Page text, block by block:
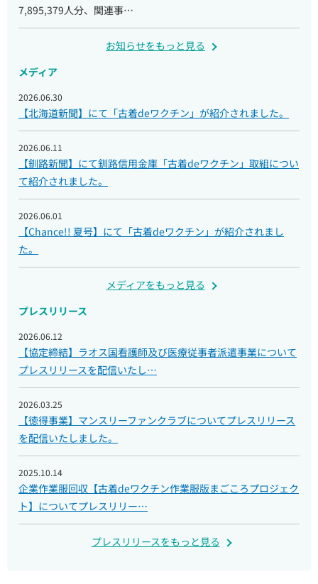
7,895,379人分、関連事…
お知らせをもっと見る
メディア
2026.06.30
【北海道新聞】にて「古着deワクチン」が紹介されました。
2026.06.11
【釧路新聞】にて釧路信用金庫「古着deワクチン」取組につい
て紹介されました。
2026.06.01
【Chance!! 夏号】にて「古着deワクチン」が紹介されまし
た。
メディアをもっと見る
プレスリリース
2026.06.12
【協定締結】ラオス国看護師及び医療従事者派遣事業について
プレスリリースを配信いたし…
2026.03.25
【徳得事業】マンスリーファンクラブについてプレスリリース
を配信いたしました。
2025.10.14
企業作業服回収【古着deワクチン作業服版まごころプロジェク
ト】についてプレスリリー…
プレスリリースをもっと見る